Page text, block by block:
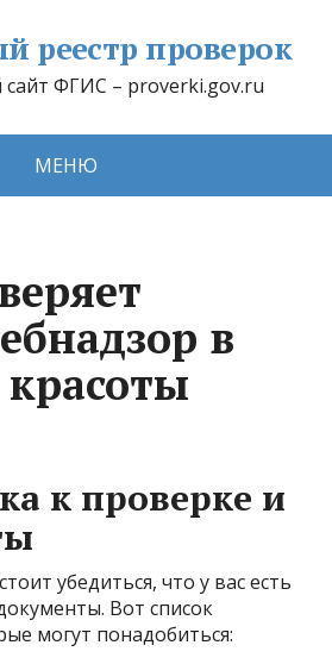
реестр проверок
ФГИС – proverki.gov.ru
МЕНЮ
в
к проверке и
убедиться, что у вас есть
Вот список
могут понадобиться: